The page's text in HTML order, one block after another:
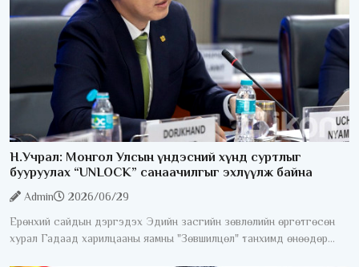
Н.Учрал: Монгол Улсын үндэсний хүнд суртлыг
бууруулах “UNLOCK” санаачилгыг эхлүүлж байна
Admin
2026/06/29
Ерөнхий сайдын дэргэдэх Эдийн засгийн зөвлөлийн өргөтгөсөн
хурал Гадаад харилцааны яамны "Зөвшилцөл" танхимд өнөөдөр